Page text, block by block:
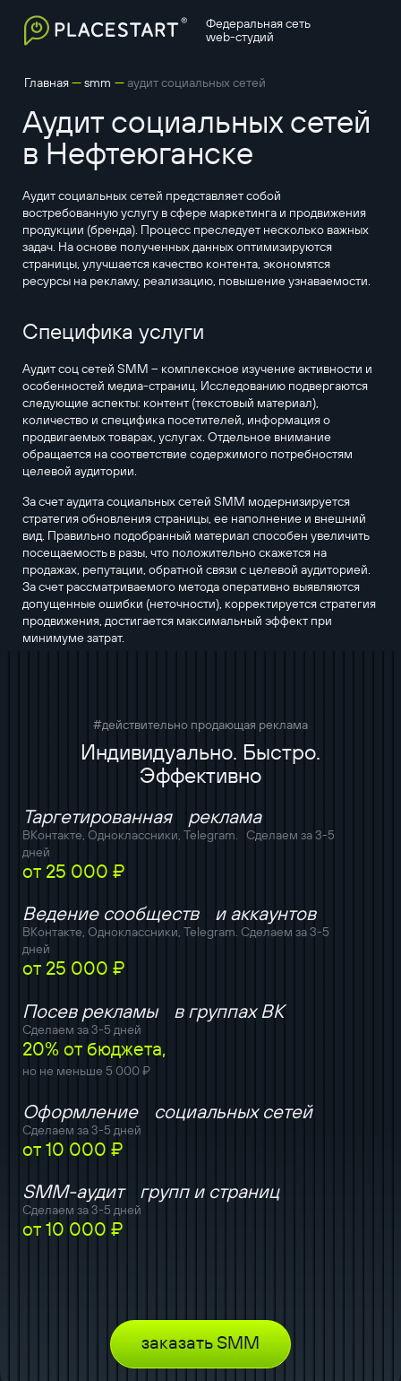
Федеральная сеть
web-студий
Главная—smm — аудит социальных сетей
Аудит социальных сетей
в Нефтеюганске
Аудит социальных сетей представляет собой
востребованную услугу в сфере маркетинга и продвижения
продукции (бренда). Процесс преследует несколько важных
задач. На основе полученных данных оптимизируются
страницы, улучшается качество контента, экономятся
ресурсы на рекламу, реализацию, повышение узнаваемости.
Специфика услуги
Аудит соц сетей SMM – комплексное изучение активности и
особенностей медиа-страниц. Исследованию подвергаются
следующие аспекты: контент (текстовый материал),
количество и специфика посетителей, информация о
продвигаемых товарах, услугах. Отдельное внимание
обращается на соответствие содержимого потребностям
целевой аудитории.
За счет аудита социальных сетей SMM модернизируется
стратегия обновления страницы, ее наполнение и внешний
вид. Правильно подобранный материал способен увеличить
посещаемость в разы, что положительно скажется на
продажах, репутации, обратной связи с целевой аудиторией.
За счет рассматриваемого метода оперативно выявляются
допущенные ошибки (неточности), корректируется стратегия
продвижения, достигается максимальный эффект при
минимуме затрат.
#действительно продающая реклама
Индивидуально. Быстро.
Эффективно
Таргетированная реклама
ВКонтакте, Одноклассники, Telegram. Сделаем за 3-5
дней
от 25 000 ₽
Ведение сообществ и аккаунтов
ВКонтакте, Одноклассники, Telegram. Сделаем за 3-5
дней
от 25 000 ₽
Посев рекламы в группах ВК
Сделаем за 3-5 дней
20% от бюджета,
но не меньше 5 000 ₽
Оформление социальных сетей
Сделаем за 3-5 дней
от 10 000 ₽
SMM-аудит групп и страниц
Сделаем за 3-5 дней
от 10 000 ₽
заказать SMM